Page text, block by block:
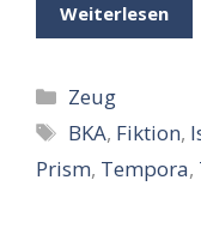
Weiterlesen
Kategorien
Zeug
Schlagwörter
BKA, Fiktion,
Prism, Tempora,